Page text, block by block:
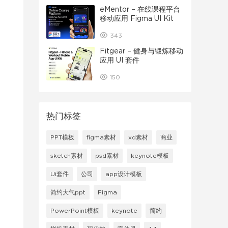
eMentor – 在线课程平台
移动应用 Figma UI Kit
343
Fitgear – 健身与锻炼移动
应用 UI 套件
150
热门标签
PPT模板 figma素材 xd素材 商业
sketch素材 psd素材 keynote模板
Ui套件 公司 app设计模板
简约大气ppt Figma
PowerPoint模板 keynote 简约